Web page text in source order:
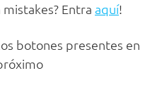
Entra aquí!
botones presentes en